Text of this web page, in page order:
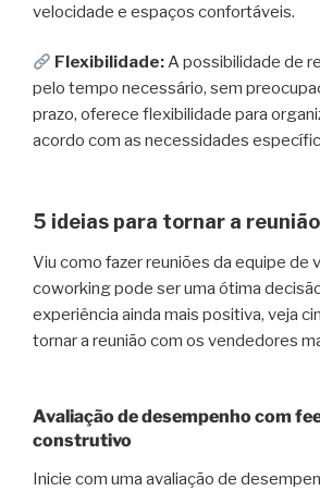
velocidade e espaços confortáveis.
Flexibilidade:A possibilidade de
pelo tempo necessário, sem
prazo, oferece flexibilidade para
acordo com as necessidades
5 ideias para tornar a
Viu como fazer reuniões da equipe de
coworking pode ser uma ótima
experiência ainda mais positiva, veja
tornar a reunião com os vendedores
Avaliação de desempenho com
construtivo
Inicie com uma avaliação de